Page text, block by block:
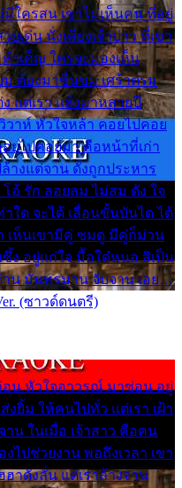
ใครสน เขาไม่เห็นคน ที่อยู่
ยเด่น นั่งเคียงเจ้าบ่าว ที่เขา
ลำเค็ญ ใครจะมองเห็น
ม ต้องมาขื่นขม เศร้าตรม
แต่เรา แล้งมาหลายปี
วาห์ หัวใจหล้า คอยไปคอย
ยไปคอยมา คือหน้าที่เก่า
างแต่จาน ดั่งถูกประหาร
อ้ รัก ลอยลม ไม่สม ดัง ใจ
ใด จะได้ เลื่อนขั้นบันได ได้
เห็นเขามีคู่ ซมดู มีคู่ก็ม่วน
ง อยู่แก่ใจ มื้อใด๋หนอ สิเป็น
าน มันทรมาน จับจาน เอย…
(ซาวด์ดนตรี)
อน หัวใจอาวรณ์ มาซ่อน อยู่
งยิ้ม ให้คนไปทั่ว แต่เรา เฝ้า
าน ในเมื่อ เจ้าสาว คือคน
ไปช่วยงาน พอถึงเวลา เขา
าดังลั่น แต่เราล้างจาน